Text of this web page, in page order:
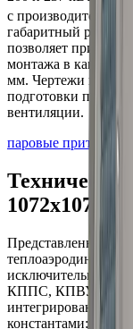
с
габаритный размер
позволяет
монтажа в камеры
мм. Чертежи
подготовки
вентиляции.
паровые приточные
1072x1072
Представленные в
исключительно к
КППС, КПВУ, КППУ.
интегрирован с их
константами: